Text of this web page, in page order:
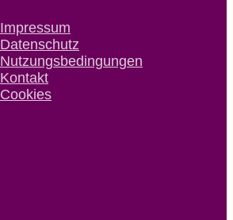
Impressum
Datenschutz
Nutzungsbedingungen
Kontakt
Cookies